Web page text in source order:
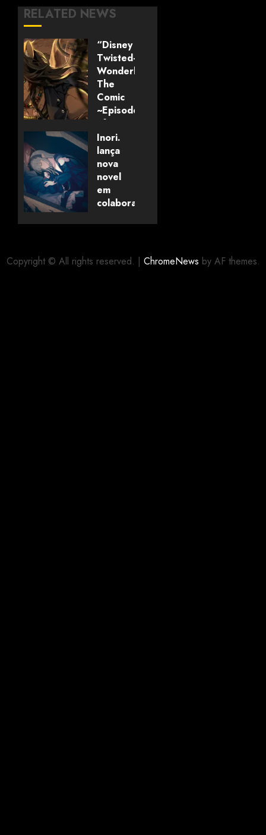
RELATED NEWS
“Disney
Twisted-
Wonderland:
The
Comic
~Episode
of
Savanaclaw~”
anunciado
pela
Universo
dos
Livros
Inori.
lança
nova
novel
em
colaboração
Copyright © All rights reserved. | ChromeNews by AF themes.